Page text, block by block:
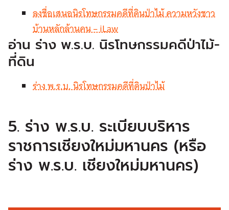
ลงชื่อเสนอนิรโทษกรรมคดีที่ดินป่าไม้ ความหวังชาว
บ้านหลักล้านคน – iLaw
อ่าน ร่าง พ.ร.บ. นิรโทษกรรมคดีป่าไม้-
ที่ดิน
ร่าง พ.ร.บ. นิรโทษกรรมคดีที่ดินป่าไม้
5. ร่าง พ.ร.บ. ระเบียบบริหาร
ราชการเชียงใหม่มหานคร (หรือ
ร่าง พ.ร.บ. เชียงใหม่มหานคร)